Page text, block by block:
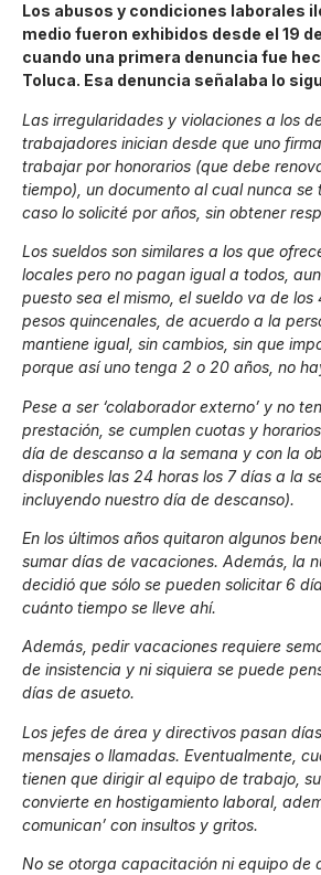
Los abusos y condiciones laborales
medio fueron exhibidos desde el 19
cuando una primera denuncia fue
Toluca. Esa denuncia señalaba lo
Las irregularidades y violaciones a los
trabajadores inician desde que uno
trabajar por honorarios (que debe
tiempo), un documento al cual nunca se
caso lo solicité por años, sin obtener
Los sueldos son similares a los que
locales pero no pagan igual a todos,
puesto sea el mismo, el sueldo va de los
pesos quincenales, de acuerdo a la
mantiene igual, sin cambios, sin que
porque así uno tenga 2 o 20 años, no
Pese a ser ‘colaborador externo’ y no
prestación, se cumplen cuotas y
día de descanso a la semana y con la
disponibles las 24 horas los 7 días a la
incluyendo nuestro día de descanso).
En los últimos años quitaron algunos
sumar días de vacaciones. Además, la
decidió que sólo se pueden solicitar 6
cuánto tiempo se lleve ahí.
Además, pedir vacaciones requiere
de insistencia y ni siquiera se puede
días de asueto.
Los jefes de área y directivos pasan
mensajes o llamadas. Eventualmente,
tienen que dirigir al equipo de trabajo,
convierte en hostigamiento laboral,
comunican’ con insultos y gritos.
No se otorga capacitación ni equipo de